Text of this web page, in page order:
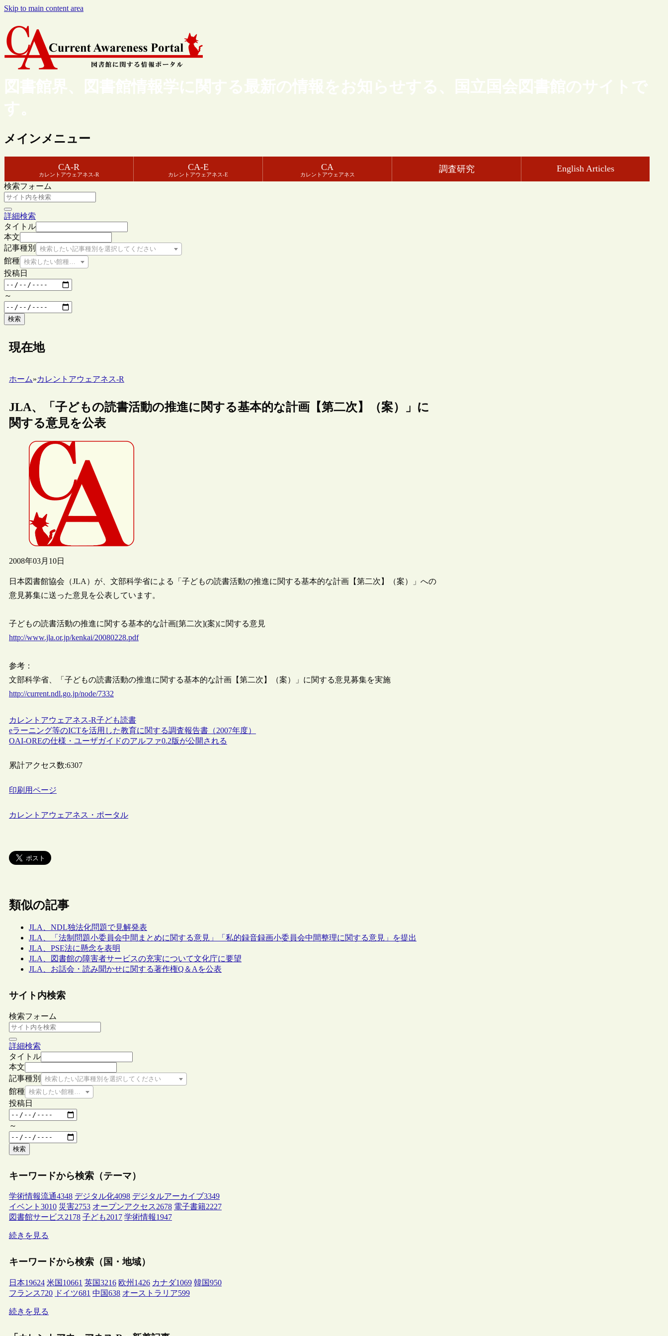
Skip to main content area
図書館界、図書館情報学に関する最新の情報をお知らせする、国立国会図書館のサイトで
す。
メインメニュー
CA-R
カレントアウェアネス-R
CA-E
カレントアウェアネス-E
CA
カレントアウェアネス
調査研究 English Articles
検索フォーム
詳細検索
タイトル
本文
記事種別
検索したい記事種別を選択してください
館種 検索したい館種を選択してください
投稿日
～
検索
現在地
ホーム»カレントアウェアネス-R
JLA、「子どもの読書活動の推進に関する基本的な計画【第二次】（案）」に
関する意見を公表
2008年03月10日
日本図書館協会（JLA）が、文部科学省による「子どもの読書活動の推進に関する基本的な計画【第二次】（案）」への
意見募集に送った意見を公表しています。
子どもの読書活動の推進に関する基本的な計画[第二次](案)に関する意見
http://www.jla.or.jp/kenkai/20080228.pdf
参考：
文部科学省、「子どもの読書活動の推進に関する基本的な計画【第二次】（案）」に関する意見募集を実施
http://current.ndl.go.jp/node/7332
カレントアウェアネス-R子ども読書
eラーニング等のICTを活用した教育に関する調査報告書（2007年度）
OAI-OREの仕様・ユーザガイドのアルファ0.2版が公開される
累計アクセス数:6307
印刷用ページ
カレントアウェアネス・ポータル
類似の記事
JLA、NDL独法化問題で見解発表
JLA、「法制問題小委員会中間まとめに関する意見」「私的録音録画小委員会中間整理に関する意見」を提出
JLA、PSE法に懸念を表明
JLA、図書館の障害者サービスの充実について文化庁に要望
JLA、お話会・読み聞かせに関する著作権Q＆Aを公表
サイト内検索
検索フォーム
詳細検索
タイトル
本文
記事種別
検索したい記事種別を選択してください
館種 検索したい館種を選択してください
投稿日
～
検索
キーワードから検索（テーマ）
学術情報流通4348 デジタル化4098 デジタルアーカイブ3349
イベント 3010 災害2753 オープンアクセス2678 電子書籍2227
図書館サービス2178 子ども2017 学術情報1947
続きを見る
キーワードから検索（国・地域）
日本19624 米国 10661 英国3216 欧州 1426 カナダ1069 韓国950
フランス720 ドイツ681 中国638 オーストラリア599
続きを見る